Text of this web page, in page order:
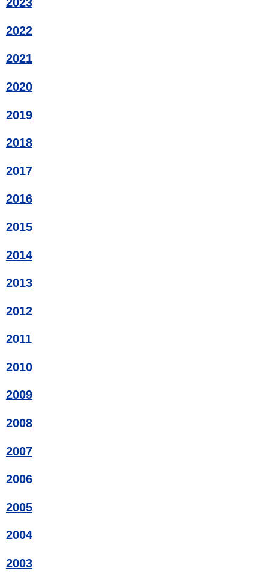
2022
2021
2020
2019
2018
2017
2016
2015
2014
2013
2012
2011
2010
2009
2008
2007
2006
2005
2004
2003